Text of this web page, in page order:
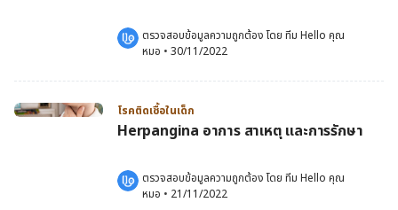
ตรวจสอบข้อมูลความถูกต้อง โดย ทีม Hello คุณ
หมอ • 30/11/2022
โรคติดเชื้อในเด็ก
Herpangina อาการ สาเหตุ และการรักษา
ตรวจสอบข้อมูลความถูกต้อง โดย ทีม Hello คุณ
หมอ • 21/11/2022